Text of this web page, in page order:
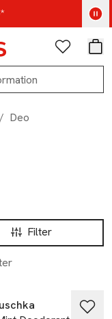
Favoriter
/ Deo
Filter